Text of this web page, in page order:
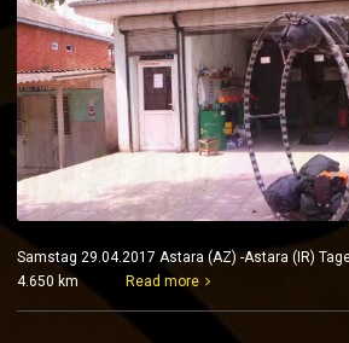
Samstag 29.04.2017 Astara (AZ) -Astara (IR)
4.650 km
Read more